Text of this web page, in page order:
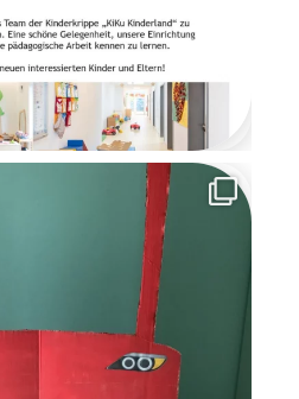
Sie bedankten
Zeit und
den Kindern, im
Die
für alle eine
Zeit
und
Vorfreude, an
lange